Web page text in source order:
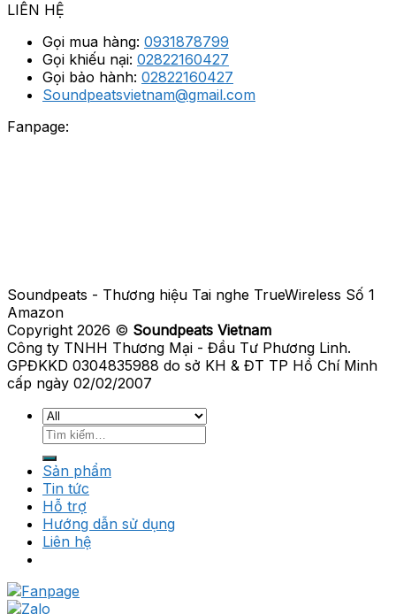
LIÊN HỆ
Gọi mua hàng: 0931878799
Gọi khiếu nại: 02822160427
Gọi bảo hành: 02822160427
Soundpeatsvietnam@gmail.com
Fanpage:
Soundpeats - Thương hiệu Tai nghe TrueWireless Số 1
Amazon
Copyright 2026 © Soundpeats Vietnam
Công ty TNHH Thương Mại - Đầu Tư Phương Linh.
GPĐKKD 0304835988 do sở KH & ĐT TP Hồ Chí Minh
cấp ngày 02/02/2007
Tìm
Sản phẩm
Tin tức
Hỗ trợ
Hướng dẫn sử dụng
Liên hệ